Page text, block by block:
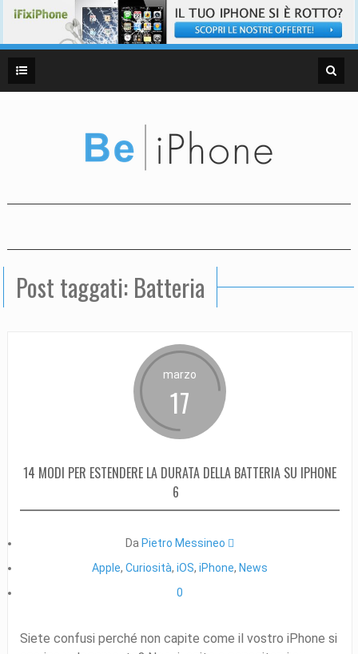
Post taggati: Batteria
marzo
17
14 MODI PER ESTENDERE LA DURATA DELLA BATTERIA SU IPHONE
6
Da Pietro Messineo 
Apple, Curiosità, iOS, iPhone, News
0
Siete confusi perché non capite come il vostro iPhone si